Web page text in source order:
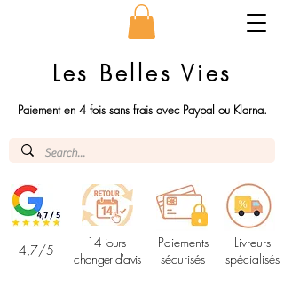
Les Belles Vies
Paiement en 4 fois sans frais avec Paypal ou Klarna.
4,7/5
14 jours
changer d'avis
Paiements
sécurisés
Livreurs
spécialisés